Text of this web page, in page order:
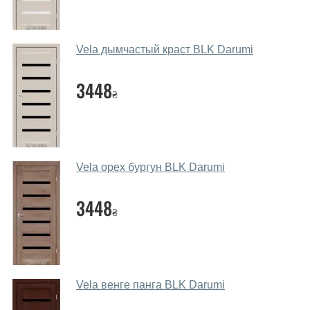
Да. Мы консультируем покупателей
через мессенджеры, онлайн чат или непосредственно
в нашем салоне-магазине.
Какие основные особенности и
преимущества ваших межкомнатных
Каркас полотна межкомнатных дверей производится
из евробруса (собственной сушки), который
покрывается МДФ накладками толщиной 20 мм.
Благодаря такой толщине МДФ, вся конструкция
выходит очень крепкой и надежной.
Какие дверные полотна посоветуете?
Наши рекомендации зависят от необходимых
параметров, Вашего бюджета и других факторов.
Подбор дверных полотен ведется индивидуально для
каждого посетителя.
Vela дымчастый краст BLK Darumi
3448₴
Vela орех бургун BLK Darumi
3448₴
Vela венге панга BLK Darumi